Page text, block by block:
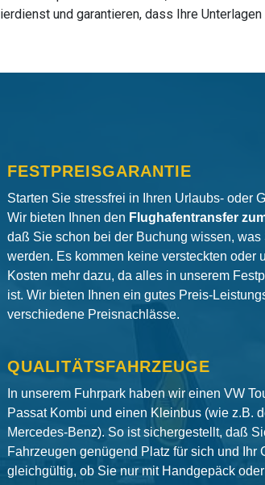
und garantieren, dass Ihre
FESTPREISGARANTIE
Starten Sie stressfrei in Ihren Urlaubs- oder
Wir bieten Ihnen den Flughafentransfer
daß Sie schon bei der Buchung wissen, was
werden. Es kommen keine versteckten oder
Kosten mehr dazu, da alles in unserem
ist. Wir bieten Ihnen ein gutes Preis-
verschiedene Preisnachlässe.
QUALITÄTSFAHRZEUGE
In unserem Fuhrpark haben wir einen VW
Passat Kombi und einen Kleinbus (wie z.B.
Mercedes-Benz). So ist sichergestellt, daß
Fahrzeugen genügend Platz für sich und Ihr
gleichgültig, ob Sie nur mit Handgepäck